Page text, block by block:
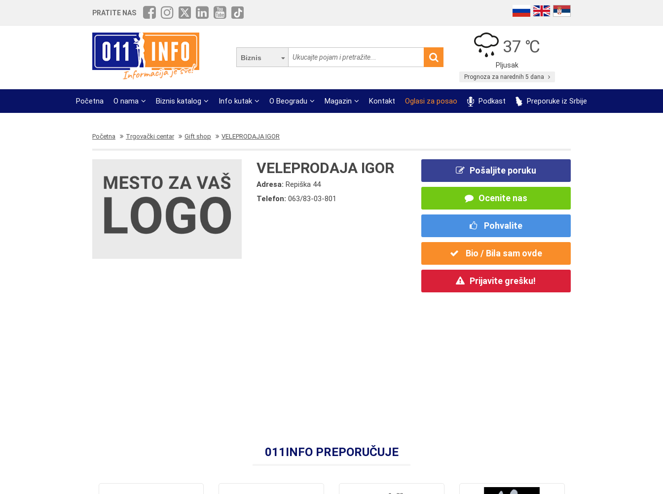
PRATITE NAS
Biznis
37 ℃
Pljusak
Prognoza za narednih 5 dana
Početna O nama Biznis katalog Info kutak O Beogradu Magazin Kontakt Oglasi za posao Podkast Preporuke iz Srbije
Početna Trgovački centar Gift shop VELEPRODAJA IGOR
VELEPRODAJA IGOR
Adresa:Repiška 44
Telefon:063/83-03-801
Pošaljite poruku
Ocenite nas
Pohvalite
Bio / Bila sam ovde
Prijavite grešku!
011INFO PREPORUČUJE